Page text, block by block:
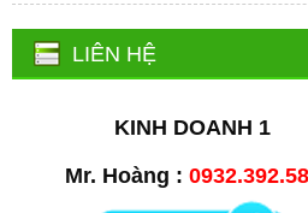
LIÊN HỆ
KINH DOANH 1
Mr. Hoàng :